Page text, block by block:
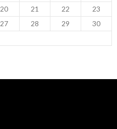
20 21 22
23
27 28 29
30